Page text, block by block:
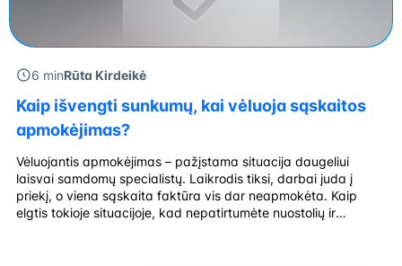
6 minRūta Kirdeikė
Kaip išvengti sunkumų, kai vėluoja sąskaitos
apmokėjimas?
Vėluojantis apmokėjimas – pažįstama situacija daugeliui
laisvai samdomų specialistų. Laikrodis tiksi, darbai juda į
priekį, o viena sąskaita faktūra vis dar neapmokėta. Kaip
elgtis tokioje situacijoje, kad nepatirtumėte nuostolių ir